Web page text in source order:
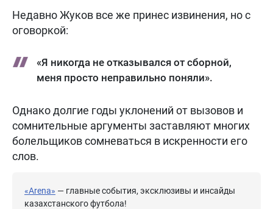
Недавно Жуков все же принес извинения, но с
оговоркой:
«Я никогда не отказывался от сборной,
меня просто неправильно поняли».
Однако долгие годы уклонений от вызовов и
сомнительные аргументы заставляют многих
болельщиков сомневаться в искренности его
слов.
«Arena» — главные события, эксклюзивы и инсайды
казахстанского футбола!